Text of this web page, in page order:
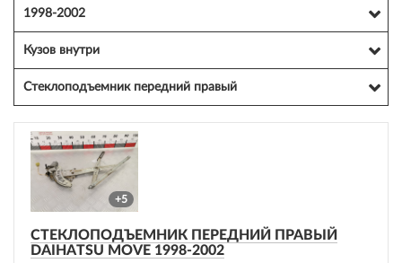
1998-2002
Кузов внутри
Стеклоподъемник передний правый
+5
СТЕКЛОПОДЪЕМНИК ПЕРЕДНИЙ ПРАВЫЙ
DAIHATSU MOVE 1998-2002